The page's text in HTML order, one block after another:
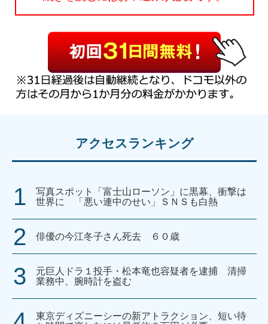
アクセスランキング
写真スポット「富士山ローソン」に黒幕、衝撃は
世界に 「悪い連中のせい」ＳＮＳも白熱
俳優の今江冬子さん死去 ６０歳
元巨人ドラ１投手・松本竜也容疑者を逮捕 清掃
業務中、腕時計を盗む
東京ディズニーシーの新アトラクション、短い待